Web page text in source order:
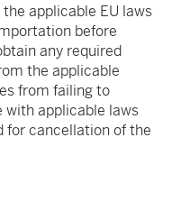
applicable EU laws
before
any required
the applicable
from failing to
applicable laws
for cancellation of the